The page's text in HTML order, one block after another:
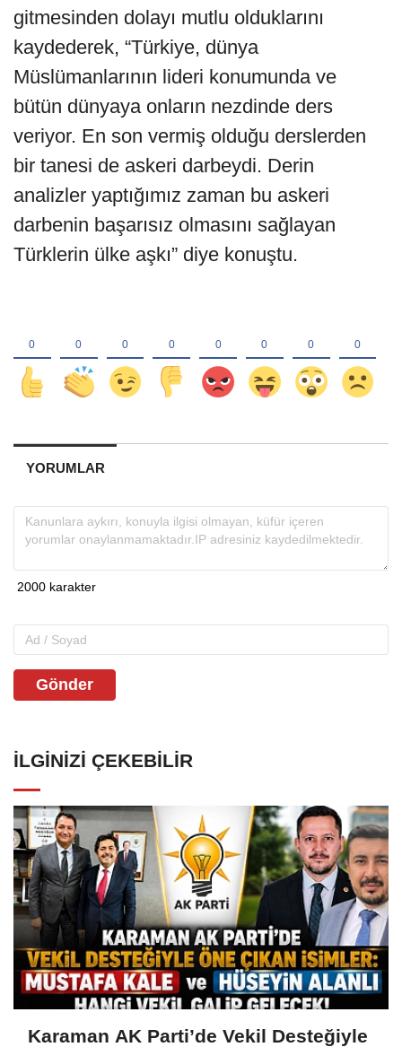
gitmesinden dolayı mutlu olduklarını
kaydederek, “Türkiye, dünya
Müslümanlarının lideri konumunda ve
bütün dünyaya onların nezdinde ders
veriyor. En son vermiş olduğu derslerden
bir tanesi de askeri darbeydi. Derin
analizler yaptığımız zaman bu askeri
darbenin başarısız olmasını sağlayan
Türklerin ülke aşkı” diye konuştu.
YORUMLAR
Gönder
İLGINIZI ÇEKEBILIR
Karaman AK Parti’de Vekil Desteğiyle